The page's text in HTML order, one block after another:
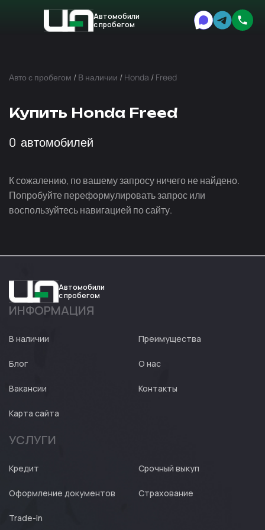
Автомобили
с пробегом
Авто с пробегом / В наличии / Honda / Freed
Купить Honda Freed
0 автомобилей
К сожалению, по вашему запросу ничего не найдено.
Попробуйте переформулировать запрос или
воспользуйтесь навигацией по сайту.
Авто
Автомобили
с пробегом
ИНФОРМАЦИЯ
В наличии Преимущества
Блог О нас
Вакансии Контакты
Карта сайта
УСЛУГИ
Кредит Срочный выкуп
Оформление документов Страхование
Trade-in